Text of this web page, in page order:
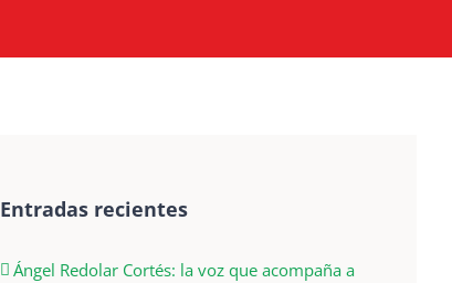
Entradas recientes
Ángel Redolar Cortés: la voz que acompaña a